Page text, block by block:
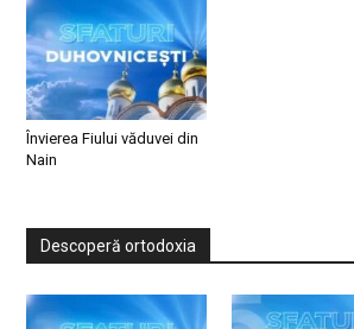
Învierea Fiului văduvei din
Nain
Descoperă ortodoxia